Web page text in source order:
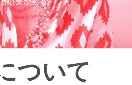
必要がある。”
ついて